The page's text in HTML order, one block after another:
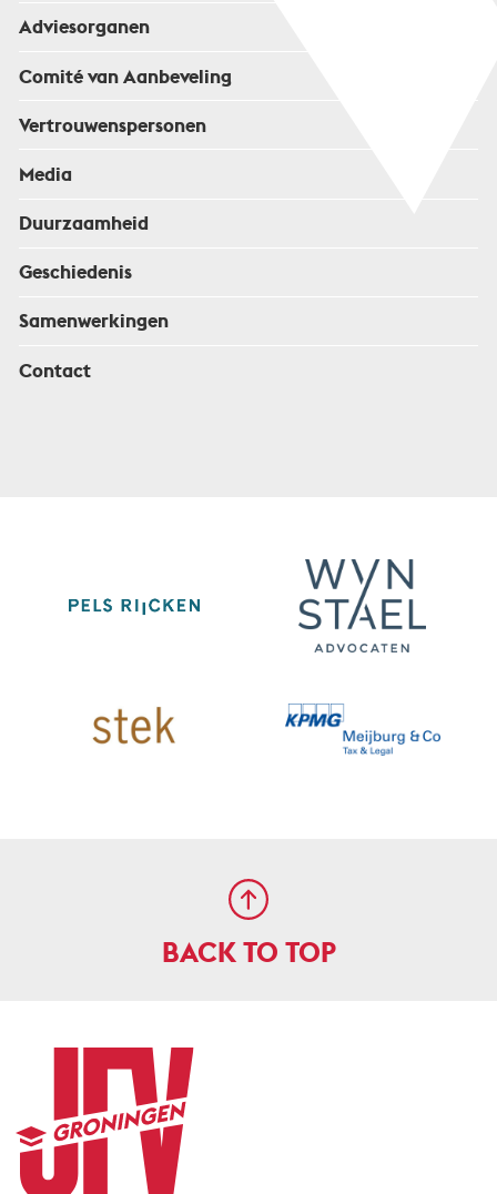
Adviesorganen
Comité van Aanbeveling
Vertrouwenspersonen
Media
Duurzaamheid
Geschiedenis
Samenwerkingen
Contact
BACK TO TOP